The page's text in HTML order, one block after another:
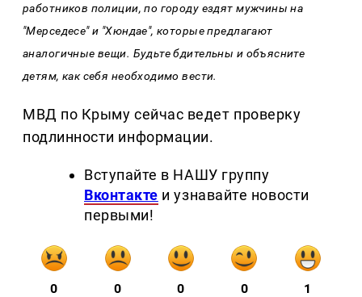
работников полиции, по городу ездят мужчины на
"Мерседесе" и "Хюндае", которые предлагают
аналогичные вещи. Будьте бдительны и объясните
детям, как себя необходимо вести.
МВД по Крыму сейчас ведет проверку
подлинности информации.
Вступайте в НАШУ группу
Вконтакте и узнавайте новости
первыми!
0 0 0 0 1